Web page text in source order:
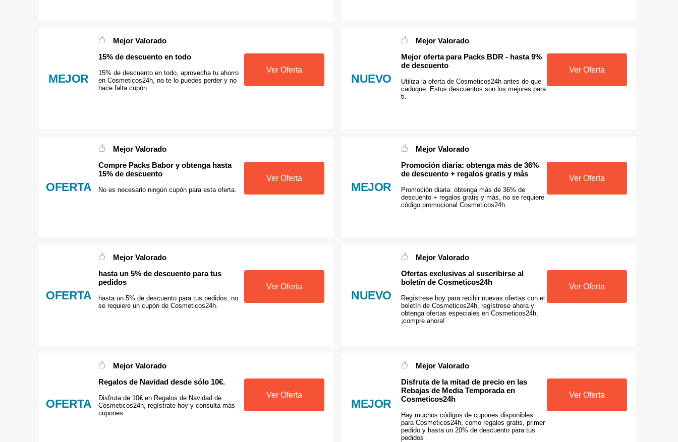
MEJOR
Mejor Valorado
15% de descuento en todo
15% de descuento en todo, aprovecha tu ahorro
en Cosmeticos24h, no te lo puedes perder y no
hace falta cupón
Ver Oferta
NUEVO
Mejor Valorado
Mejor oferta para Packs BDR - hasta 9%
de descuento
Utiliza la oferta de Cosmeticos24h antes de que
caduque. Estos descuentos son los mejores para
ti.
Ver Oferta
OFERTA
Mejor Valorado
Compre Packs Babor y obtenga hasta
15% de descuento
No es necesario ningún cupón para esta oferta.
Ver Oferta
MEJOR
Mejor Valorado
Promoción diaria: obtenga más de 36%
de descuento + regalos gratis y más
Promoción diaria: obtenga más de 36% de
descuento + regalos gratis y más, no se requiere
código promocional Cosmeticos24h.
Ver Oferta
OFERTA
Mejor Valorado
hasta un 5% de descuento para tus
pedidos
hasta un 5% de descuento para tus pedidos, no
se requiere un cupón de Cosmeticos24h.
Ver Oferta
NUEVO
Mejor Valorado
Ofertas exclusivas al suscribirse al
boletín de Cosmeticos24h
Regístrese hoy para recibir nuevas ofertas con el
boletín de Cosmeticos24h, regístrese ahora y
obtenga ofertas especiales en Cosmeticos24h,
¡compre ahora!
Ver Oferta
OFERTA
Mejor Valorado
Regalos de Navidad desde sólo 10€.
Disfruta de 10€ en Regalos de Navidad de
Cosmeticos24h, regístrate hoy y consulta más
cupones.
Ver Oferta
MEJOR
Mejor Valorado
Disfruta de la mitad de precio en las
Rebajas de Media Temporada en
Cosmeticos24h
Hay muchos códigos de cupones disponibles
para Cosmeticos24h, como regalos gratis, primer
pedido y hasta un 20% de descuento para tus
pedidos
Ver Oferta